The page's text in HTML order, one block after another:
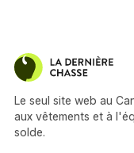
Le seul site web au
aux vêtements et à
solde.